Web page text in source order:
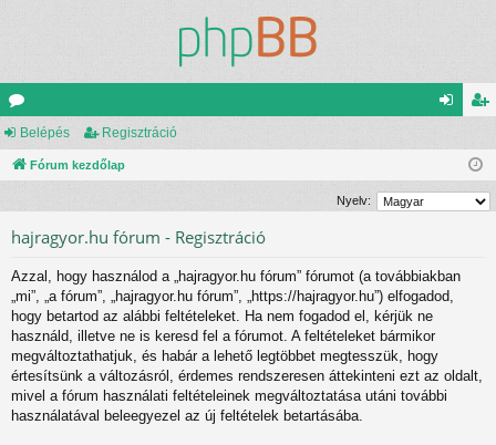
ór
u
ok
is
ztr
Belépés Regisztráció
Fórum kezdőlap
Nyelv:
hajragyor.hu fórum - Regisztráció
Azzal, hogy használod a „hajragyor.hu fórum” fórumot (a továbbiakban
„mi”, „a fórum”, „hajragyor.hu fórum”, „https://hajragyor.hu”) elfogadod,
hogy betartod az alábbi feltételeket. Ha nem fogadod el, kérjük ne
használd, illetve ne is keresd fel a fórumot. A feltételeket bármikor
megváltoztathatjuk, és habár a lehető legtöbbet megtesszük, hogy
értesítsünk a változásról, érdemes rendszeresen áttekinteni ezt az oldalt,
mivel a fórum használati feltételeinek megváltoztatása utáni további
használatával beleegyezel az új feltételek betartásába.